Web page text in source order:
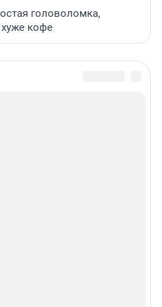
головоломка,
кофе